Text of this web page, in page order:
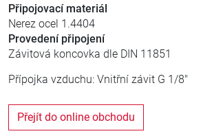
Připojovací materiál
Nerez ocel 1.4404
Provedení připojení
Závitová koncovka dle DIN 11851
Přípojka vzduchu: Vnitřní závit G 1/8"
Přejít do online obchodu